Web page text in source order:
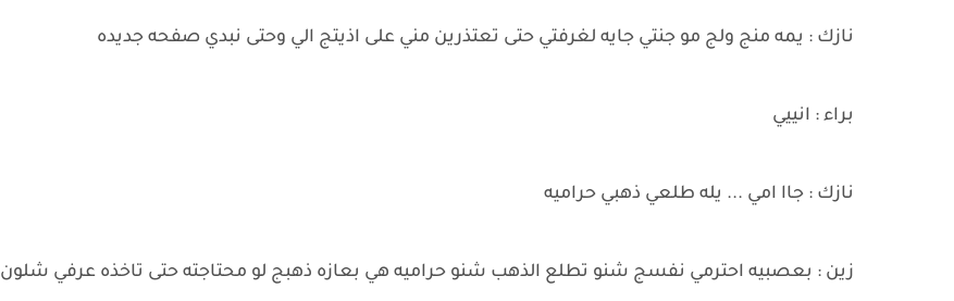
نازك : يمه منج ولج مو جنتي جايه لغرفتي حتى تعتذرين مني على اذيتج الي وحتى نبدي صفحه جديده
براء : انييي
نازك : جاا امي ... يله طلعي ذهبي حراميه
زين : بعصبيه احترمي نفسج شنو تطلع الذهب شنو حراميه هي بعازه ذهبج لو محتاجته حتى تاخذه عرفي شلون